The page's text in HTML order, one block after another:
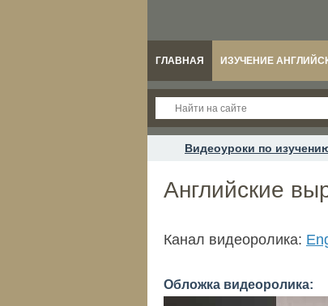
ГЛАВНАЯ ИЗУЧЕНИЕ
Видеоуроки по
Английские
Канал видеоролика:
Обложка видеоролика: